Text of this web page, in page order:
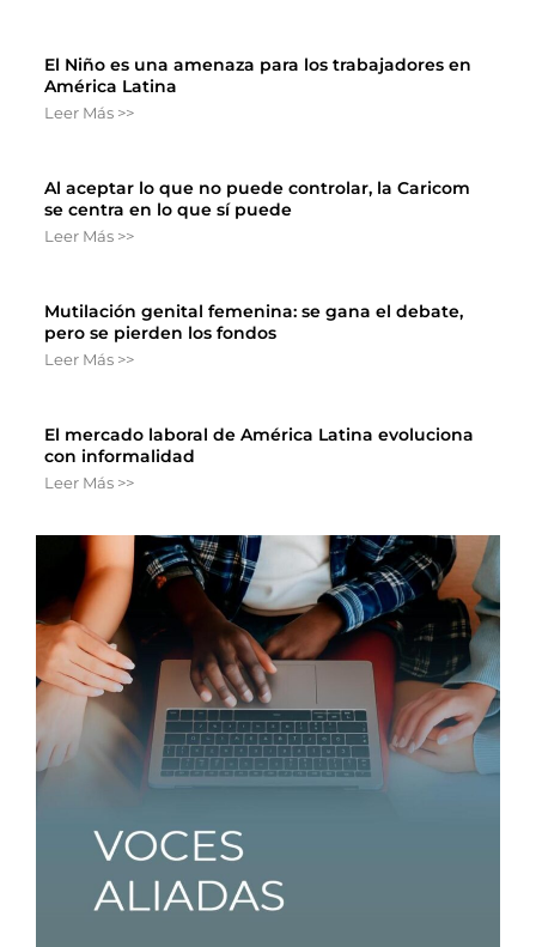
El Niño es una amenaza para los trabajadores en
América Latina
Leer Más >>
Al aceptar lo que no puede controlar, la Caricom
se centra en lo que sí puede
Leer Más >>
Mutilación genital femenina: se gana el debate,
pero se pierden los fondos
Leer Más >>
El mercado laboral de América Latina evoluciona
con informalidad
Leer Más >>